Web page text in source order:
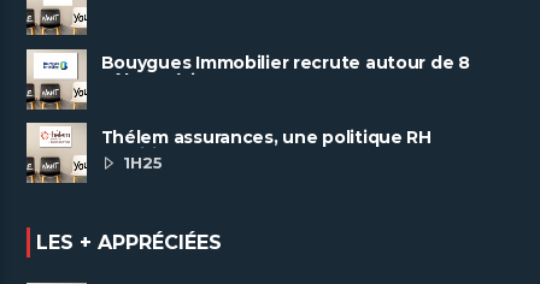
Bouygues Immobilier recrute autour de 8
pôles métiers
Thélem assurances, une politique RH
ambitieuse
1H25
LES + APPRÉCIÉES